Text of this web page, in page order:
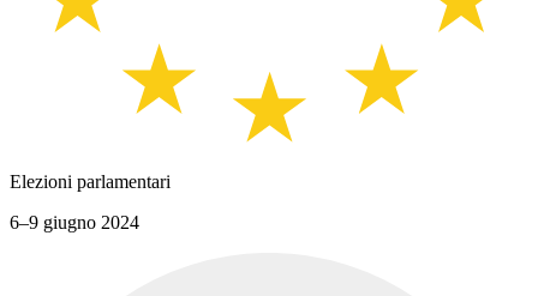
Elezioni parlamentari
6–9 giugno 2024